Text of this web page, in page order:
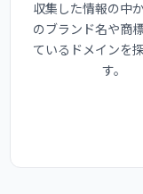
収集した情報の中
のブランド名や商
ているドメインを
す。